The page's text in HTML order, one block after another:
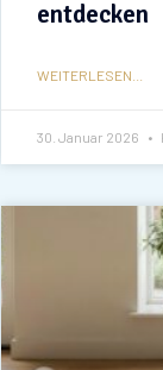
entdecken
WEITERLESEN...
30. Januar 2026